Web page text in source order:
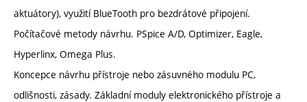
aktuátory), využití BlueTooth pro bezdrátové připojení.
Počítačové metody návrhu. PSpice A/D, Optimizer, Eagle,
Hyperlinx, Omega Plus.
Koncepce návrhu přístroje nebo zásuvného modulu PC,
odlišnosti, zásady. Základní moduly elektronického přístroje a